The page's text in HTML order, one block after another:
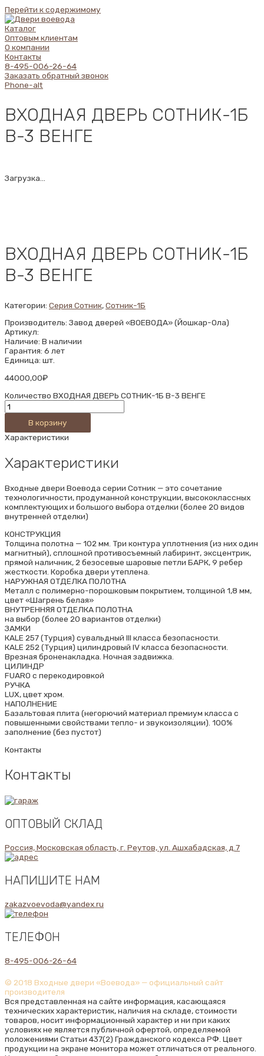
Перейти к содержимому
Каталог
Оптовым клиентам
О компании
Контакты
8-495-006-26-64
Заказать обратный звонок
Phone-alt
ВХОДНАЯ ДВЕРЬ СОТНИК-1Б
В-3 ВЕНГЕ
Загрузка...
ВХОДНАЯ ДВЕРЬ СОТНИК-1Б
В-3 ВЕНГЕ
Категории: Серия Сотник,Сотник-1Б
Производитель: Завод дверей «ВОЕВОДА» (Йошкар-Ола)
Артикул:
Наличие: В наличии
Гарантия: 6 лет
Единица: шт.
44000,00₽
Количество ВХОДНАЯ ДВЕРЬ СОТНИК-1Б В-3 ВЕНГЕ
В корзину
Характеристики
Характеристики
Входные двери Воевода серии Сотник — это сочетание
технологичности, продуманной конструкции, высококлассных
комплектующих и большого выбора отделки (более 20 видов
внутренней отделки)
КОНСТРУКЦИЯ
Толщина полотна — 102 мм. Три контура уплотнения (из них один
магнитный), сплошной противосъемный лабиринт, эксцентрик,
прямой наличник, 2 безосевые шаровые петли БАРК, 9 ребер
жесткости. Коробка двери утеплена.
НАРУЖНАЯ ОТДЕЛКА ПОЛОТНА
Металл с полимерно-порошковым покрытием, толщиной 1,8 мм,
цвет «Шагрень белая»
ВНУТРЕННЯЯ ОТДЕЛКА ПОЛОТНА
на выбор (более 20 вариантов отделки)
ЗАМКИ
КALE 257 (Турция) сувальдный III класса безопасности.
КALE 252 (Турция) цилиндровый IV класса безопасности.
Врезная броненакладка. Ночная задвижка.
ЦИЛИНДР
FUARO с перекодировкой
РУЧКА
LUX, цвет хром.
НАПОЛНЕНИЕ
Базальтовая плита (негорючий материал премиум класса с
повышенными свойствами тепло- и звукоизоляции). 100%
заполнение (без пустот)
Контакты
Контакты
ОПТОВЫЙ СКЛАД
Россия, Московская область, г. Реутов, ул. Ашхабадская, д.7
НАПИШИТЕ НАМ
zakazvoevoda@yandex.ru
ТЕЛЕФОН
8-495-006-26-64
© 2018 Входные двери «Воевода» — официальный сайт
производителя
Вся представленная на сайте информация, касающаяся
технических характеристик, наличия на складе, стоимости
товаров, носит информационный характер и ни при каких
условиях не является публичной офертой, определяемой
положениями Статьи 437(2) Гражданского кодекса РФ. Цвет
продукции на экране монитора может отличаться от реального.